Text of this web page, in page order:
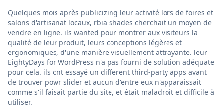
Quelques mois après publicizing leur activité lors de foires et
salons d'artisanat locaux, rbia shades cherchait un moyen de
vendre en ligne. ils wanted pour montrer aux visiteurs la
qualité de leur produit, leurs conceptions légères et
ergonomiques, d'une manière visuellement attrayante. leur
EightyDays for WordPress n'a pas fourni de solution adéquate
pour cela. ils ont essayé un different third-party apps avant
de trouver powr slider et aucun d'entre eux n'apparaissait
comme s'il faisait partie du site, et était maladroit et difficile à
utiliser.